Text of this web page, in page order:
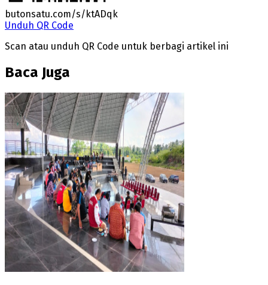
butonsatu.com/s/ktADqk
Unduh QR Code
Scan atau unduh QR Code untuk berbagi artikel ini
Baca Juga